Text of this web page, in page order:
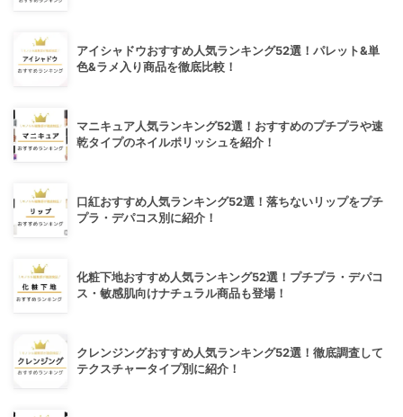
アイシャドウおすすめ人気ランキング52選！パレット&単
色&ラメ入り商品を徹底比較！
マニキュア人気ランキング52選！おすすめのプチプラや速
乾タイプのネイルポリッシュを紹介！
口紅おすすめ人気ランキング52選！落ちないリップをプチ
プラ・デパコス別に紹介！
化粧下地おすすめ人気ランキング52選！プチプラ・デパコ
ス・敏感肌向けナチュラル商品も登場！
クレンジングおすすめ人気ランキング52選！徹底調査して
テクスチャータイプ別に紹介！